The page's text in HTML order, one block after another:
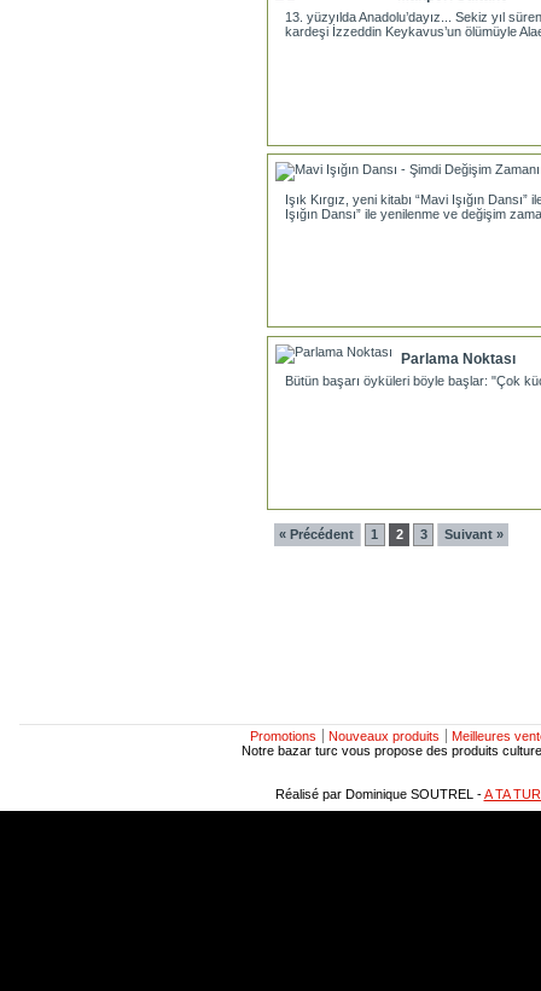
13. yüzyılda Anadolu’dayız... Sekiz yıl
kardeşi İzzeddin Keykavus’un ölümüyle
Işık Kırgız, yeni kitabı “Mavi Işığın Dansı”
Işığın Dansı” ile yenilenme ve değişim
Parlama Noktası
Bütün başarı öyküleri böyle başlar: "Çok
« Précédent 1 2 3 Suivant »
Promotions Nouveaux produits
Meilleures
Notre bazar turc vous propose des produits
Réalisé par Dominique SOUTREL -A TA